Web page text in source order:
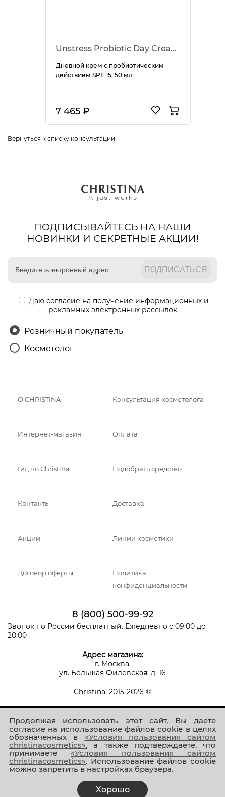
Продолжая использовать этот сайт, Вы даете
согласие на использование файлов cookie в целях
обозначенных в «Условия пользования сайтом
christinacosmetics», а также подтверждаете, что
принимаете «Условия пользования сайтом
christinacosmetics». Использование файлов cookie
можно запретить в настройках браузера.
Хорошо
Unstress Probiotic Day Cream SPF 15
Дневной крем с пробиотическим
действием SPF 15, 50 мл
7 465 ₽
Вернуться к списку консультаций
ПОДПИСЫВАЙТЕСЬ НА НАШИ
НОВИНКИ И СЕКРЕТНЫЕ АКЦИИ!
Даю согласие на получение информационных и
рекламных электронных рассылок
Розничный покупатель
Косметолог
О CHRISTINA Консультация косметолога
Интернет-магазин Оплата
Гид по Christina Подобрать средство
Контакты Доставка
Акции Линии косметики
Договор оферты
Политика
конфиденциальности
8 (800) 500-99-92
Звонок по России бесплатный. Ежедневно с 09:00 до
20:00
Адрес магазина:
г. Москва,
ул. Большая Филевская, д. 16
Christina, 2015-2026 ©
Присоединяйтесь к нам!